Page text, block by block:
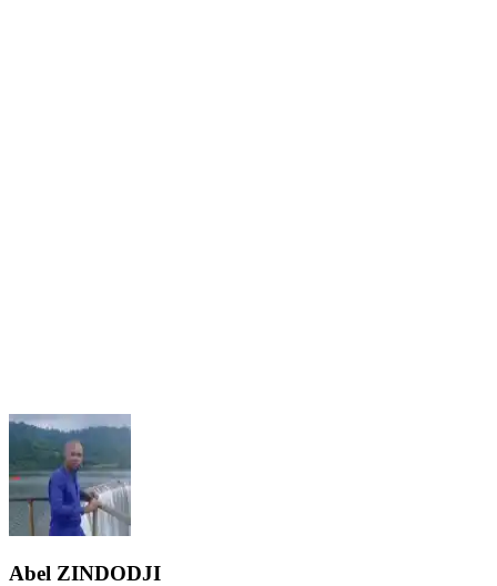
Abel ZINDODJI